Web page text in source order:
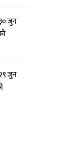
जुन
जुन